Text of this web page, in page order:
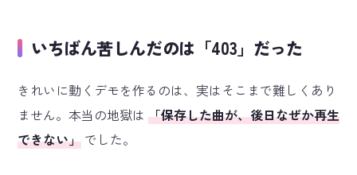
いちばん苦しんだのは「403」だった
きれいに動くデモを作るのは、実はそこまで難しくあり
ません。本当の地獄は 「保存した曲が、後日なぜか再生
できない」 でした。